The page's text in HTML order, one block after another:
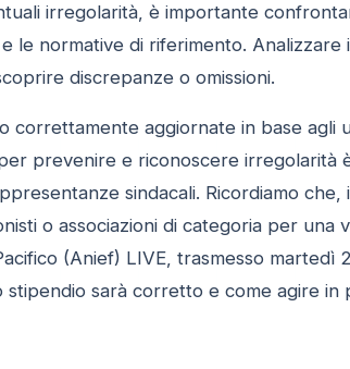
irregolarità, è importante
le normative di riferimento.
discrepanze o omissioni.
aggiornate in base agli
prevenire e riconoscere irregolarità
sindacali. Ricordiamo
o associazioni di categoria per una
(Anief) LIVE, trasmesso martedì
sarà corretto e come agire in